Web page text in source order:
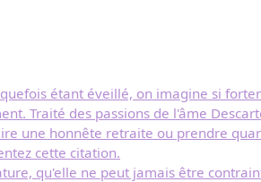
étant éveillé, on imagine si
Traité des passions de l'âme
une honnête retraite ou prendre
cette citation.
qu'elle ne peut jamais être